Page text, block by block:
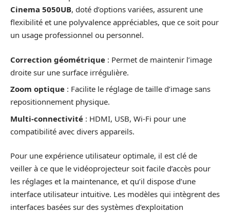
Cinema 5050UB, doté d’options variées, assurent une
flexibilité et une polyvalence appréciables, que ce soit pour
un usage professionnel ou personnel.
Correction géométrique : Permet de maintenir l’image
droite sur une surface irrégulière.
Zoom optique : Facilite le réglage de taille d’image sans
repositionnement physique.
Multi-connectivité : HDMI, USB, Wi-Fi pour une
compatibilité avec divers appareils.
Pour une expérience utilisateur optimale, il est clé de
veiller à ce que le vidéoprojecteur soit facile d’accès pour
les réglages et la maintenance, et qu’il dispose d’une
interface utilisateur intuitive. Les modèles qui intègrent des
interfaces basées sur des systèmes d’exploitation